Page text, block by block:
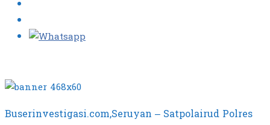
Buserinvestigasi.com,Seruyan – Satpolairud Polres